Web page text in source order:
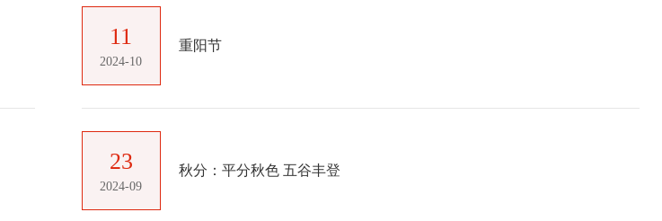
11
2024-10
重阳节
23
2024-09
秋分：平分秋色 五谷丰登